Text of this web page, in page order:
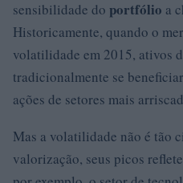
sensibilidade do portfólio a
Historicamente, quando o
volatilidade em 2015, ativos
tradicionalmente se
ações de setores mais
Mas a volatilidade não é tão
valorização, seus picos